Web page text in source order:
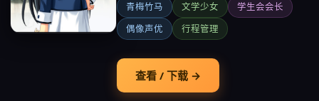
青梅竹马
文学少女
学生会会长
偶像声优
行程管理
查看 / 下载 →